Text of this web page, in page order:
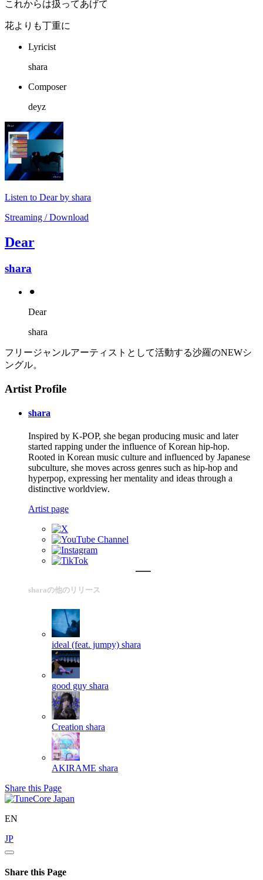
これからは扱ってあげて
花よりも丁重に
Lyricist
shara
Composer
deyz
Listen to Dear by shara
Streaming / Download
Dear
shara
⚫︎
Dear
shara
フリージャンルアーティストとして活動する沙羅のNEWシ
ングル。
Artist Profile
shara
Inspired by K-POP, she began producing music and later
started rapping under the influence of Korean hip-hop.
Rooted in Korean music culture and influenced by Japanese
subculture, she moves across genres such as hip-hop and
hyperpop, expressing her mentality and ideas through a
distinctive worldview.
Artist page
sharaの他のリリース
ideal (feat. jumpy) shara
good guy shara
Creation shara
AKIRAME shara
Share this Page
EN
JP
Share this Page